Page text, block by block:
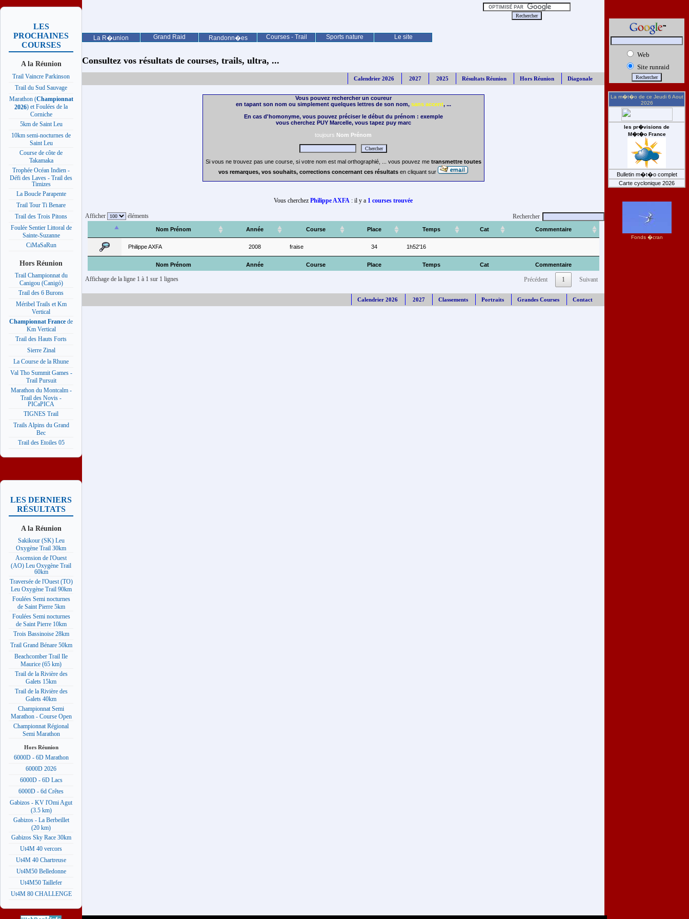
La R�union Grand Raid Randonn�es Courses - Trail Sports nature Le site
LES
PROCHAINES
COURSES
A la Réunion
Trail Vaincre Parkinson
Trail du Sud Sauvage
Marathon (Championnat
2026) et Foulées de la
Corniche
5km de Saint Leu
10km semi-nocturnes de
Saint Leu
Course de côte de
Takamaka
Trophée Océan Indien -
Défi des Laves - Trail des
Timizes
La Boucle Parapente
Trail Tour Ti Benare
Trail des Trois Pitons
Foulée Sentier Littoral de
Sainte-Suzanne
CiMaSaRun
Hors Réunion
Trail Championnat du
Canigou (Canigó)
Trail des 6 Burons
Méribel Trails et Km
Vertical
Championnat France de
Km Vertical
Trail des Hauts Forts
Sierre Zinal
La Course de la Rhune
Val Tho Summit Games -
Trail Pursuit
Marathon du Montcalm -
Trail des Novis -
PICaPICA
TIGNES Trail
Trails Alpins du Grand
Bec
Trail des Etoiles 05
LES DERNIERS
RÉSULTATS
A la Réunion
Sakikour (SK) Leu
Oxygène Trail 30km
Ascension de l'Ouest
(AO) Leu Oxygène Trail
60km
Traversée de l'Ouest (TO)
Leu Oxygène Trail 90km
Foulées Semi nocturnes
de Saint Pierre 5km
Foulées Semi nocturnes
de Saint Pierre 10km
Trois Bassinoise 28km
Trail Grand Bénare 50km
Beachcomber Trail Ile
Maurice (65 km)
Trail de la Rivière des
Galets 15km
Trail de la Rivière des
Galets 40km
Championnat Semi
Marathon - Course Open
Championnat Régional
Semi Marathon
Hors Réunion
6000D - 6D Marathon
6000D 2026
6000D - 6D Lacs
6000D - 6d Crêtes
Gabizos - KV l'Omi Agut
(3.5 km)
Gabizos - La Berbeillet
(20 km)
Gabizos Sky Race 30km
Ut4M 40 vercors
Ut4M 40 Chartreuse
Ut4M50 Belledonne
Ut4M50 Taillefer
Ut4M 80 CHALLENGE
Consultez vos résultats de courses, trails, ultra, ...
Calendrier 2026 2027 2025 Résultats Réunion Hors Réunion Diagonale
Vous pouvez rechercher un coureur
en tapant son nom ou simplement quelques lettres de son nom, sans accent, ...
En cas d'homonyme, vous pouvez préciser le début du prénom : exemple
vous cherchez PUY Marcelle, vous tapez puy marc
toujours Nom Prénom
Si vous ne trouvez pas une course, si votre nom est mal orthographié, ... vous pouvez me transmettre toutes
vos remarques, vos souhaits, corrections concernant ces résultats en cliquant sur
Vous cherchez Philippe AXFA : il y a 1 courses trouvée
Afficher éléments Rechercher
Nom Prénom Année Course Place Temps Cat Commentaire
Nom Prénom Année Course Place Temps Cat Commentaire
Philippe AXFA 2008 fraise 34 1h52'16
Affichage de la ligne 1 à 1 sur 1 lignes Précédent 1 Suivant
Calendrier 2026 2027 Classements Portraits Grandes Courses Contact
Web
Site runraid
La m�t�o de ce Jeudi 6 Aout
2026
les pr�visions de
M�t�o France
Bulletin m�t�o complet
Carte cyclonique 2026
Fonds �cran